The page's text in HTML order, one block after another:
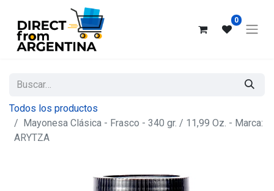
0
Todos los productos
Mayonesa Clásica - Frasco - 340 gr. / 11,99 Oz. - Marca:
ARYTZA